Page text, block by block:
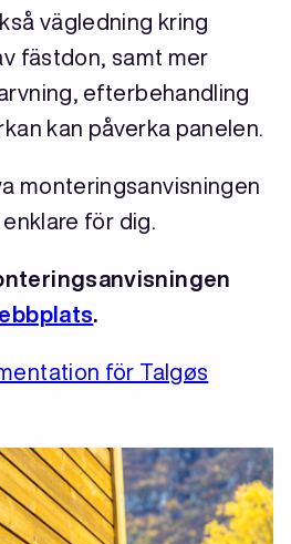
vägledning kring
fästdon, samt mer
efterbehandling
kan påverka panelen.
monteringsanvisningen
för dig.
.
för Talgøs